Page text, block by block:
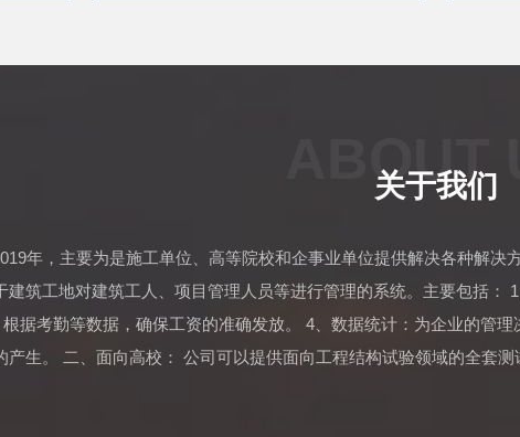
ABOUT
关于我们
年，主要为是施工单位、高等院校和企事业单位提供解决各种解
筑工地对建筑工人、项目管理人员等进行管理的系统。主要包括
据考勤等数据，确保工资的准确发放。 4、数据统计：为企业的管
生。 二、面向高校： 公司可以提供面向工程结构试验领域的全套